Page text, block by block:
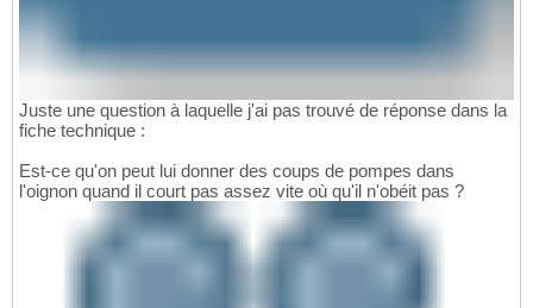
Juste une question à laquelle j'ai pas trouvé de réponse dans la
fiche technique :
Est-ce qu'on peut lui donner des coups de pompes dans
l'oignon quand il court pas assez vite où qu'il n'obéit pas ?